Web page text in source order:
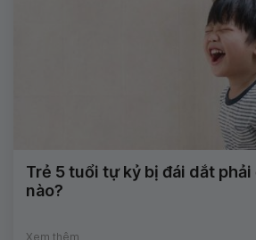
Trẻ 5 tuổi tự kỷ bị đái dắt
nào?
Xem thêm